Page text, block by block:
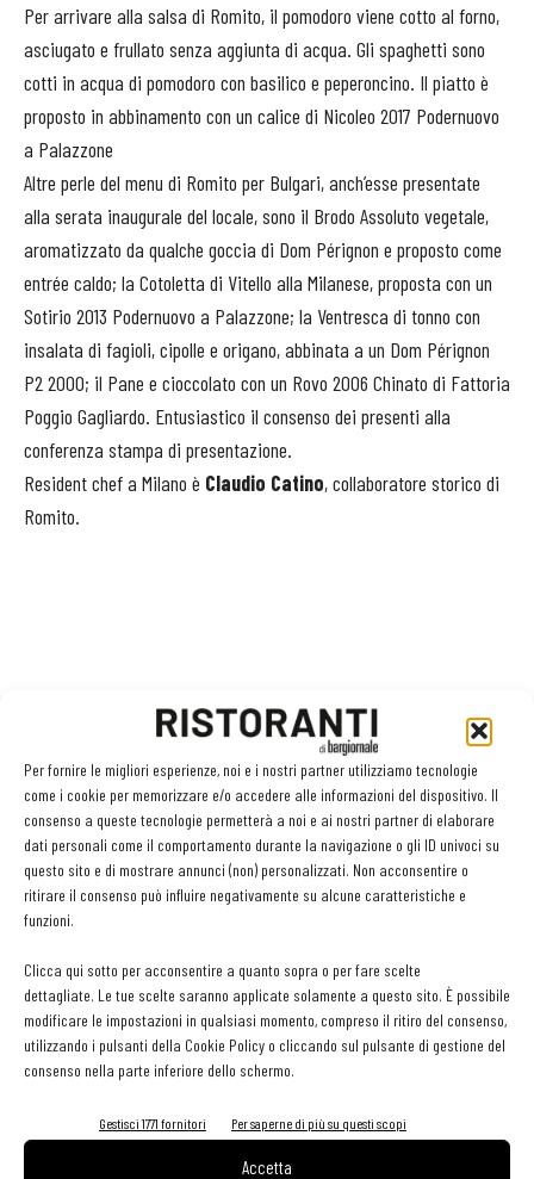
Per fornire le migliori esperienze, noi e i nostri partner utilizziamo tecnologie
come i cookie per memorizzare e/o accedere alle informazioni del dispositivo. Il
consenso a queste tecnologie permetterà a noi e ai nostri partner di elaborare
dati personali come il comportamento durante la navigazione o gli ID univoci su
questo sito e di mostrare annunci (non) personalizzati. Non acconsentire o
ritirare il consenso può influire negativamente su alcune caratteristiche e
funzioni.
Clicca qui sotto per acconsentire a quanto sopra o per fare scelte
dettagliate. Le tue scelte saranno applicate solamente a questo sito. È possibile
modificare le impostazioni in qualsiasi momento, compreso il ritiro del consenso,
utilizzando i pulsanti della Cookie Policy o cliccando sul pulsante di gestione del
consenso nella parte inferiore dello schermo.
Gestisci 1771 fornitori Per saperne di più su questi scopi
Accetta
Per arrivare alla salsa di Romito, il pomodoro viene cotto al forno,
asciugato e frullato senza aggiunta di acqua. Gli spaghetti sono
cotti in acqua di pomodoro con basilico e peperoncino. Il piatto è
proposto in abbinamento con un calice di Nicoleo 2017 Podernuovo
a Palazzone
Altre perle del menu di Romito per Bulgari, anch’esse presentate
alla serata inaugurale del locale, sono il Brodo Assoluto vegetale,
aromatizzato da qualche goccia di Dom Pérignon e proposto come
entrée caldo; la Cotoletta di Vitello alla Milanese, proposta con un
Sotirio 2013 Podernuovo a Palazzone; la Ventresca di tonno con
insalata di fagioli, cipolle e origano, abbinata a un Dom Pérignon
P2 2000; il Pane e cioccolato con un Rovo 2006 Chinato di Fattoria
Poggio Gagliardo. Entusiastico il consenso dei presenti alla
conferenza stampa di presentazione.
Resident chef a Milano è Claudio Catino, collaboratore storico di
Romito.
TAG bulgari romito
Facebook Twitter
Ampliare l’attività del ristorante al catering? Sì, ma la